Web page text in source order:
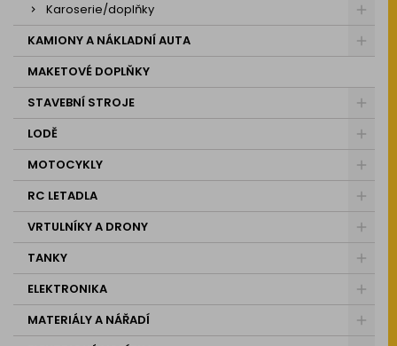
Karoserie/doplňky
KAMIONY A NÁKLADNÍ AUTA
MAKETOVÉ DOPLŇKY
STAVEBNÍ STROJE
LODĚ
MOTOCYKLY
RC LETADLA
VRTULNÍKY A DRONY
TANKY
ELEKTRONIKA
MATERIÁLY A NÁŘADÍ